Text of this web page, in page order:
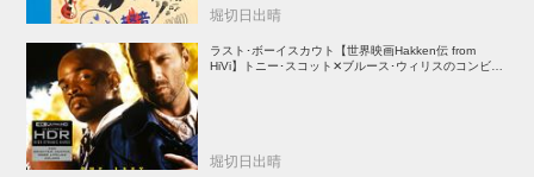
堀切日出晴
ラスト･ボーイスカウト【世界映画Hakken伝 from
HiVi】トニー･スコット✕ブルース･ウィリスのコンビが
堀切日出晴